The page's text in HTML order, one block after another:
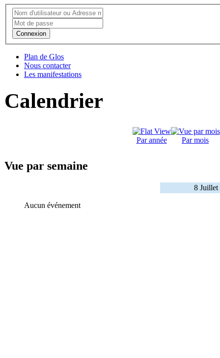
Connexion
Plan de Glos
Nous contacter
Les manifestations
Calendrier
Par année Par mois
Vue par semaine
8 Juillet
Aucun événement